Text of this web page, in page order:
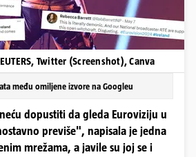
Twitter (Screenshot), Canva
među omiljene izvore na Googleu
dopustiti da gleda Euroviziju u
previše", napisala je jedna
mrežama, a javile su joj se i